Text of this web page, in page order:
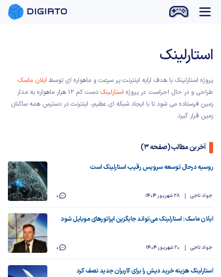
بازی آنلاین
استارلینک
پروژه استارلینک با هدف ارایه اینترنت پر سرعت و ماهواره ای توسط ایلان ماسک
طراحی و در حال اجراست. در پروژه استارلینک
دست کم ۱۲ هزار ماهواره به مدار
زمین فرستاده می شود تا با ایجاد شبکه ای عظیم، اینترنت در دسترس همه ساکنان
زمین قرار گیرد.
آخرین مطالب (صفحه 3)
روسیه درحال توسعه سرویس رقیب استارلینک است
جواد تاجی 0 28 شهریور 1404
ایلان ماسک: استارلینک می‌تواند جایگزین اپراتورهای موبایل شود
جواد تاجی 0 20 شهریور 1404
استارلینک هزینه خرید دیش را برای کاربران جدید نصف کرد